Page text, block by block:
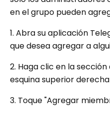
en el grupo pueden
1. Abra su aplicación
que desea agregar a
2. Haga clic en la
esquina superior
3. Toque "Agregar